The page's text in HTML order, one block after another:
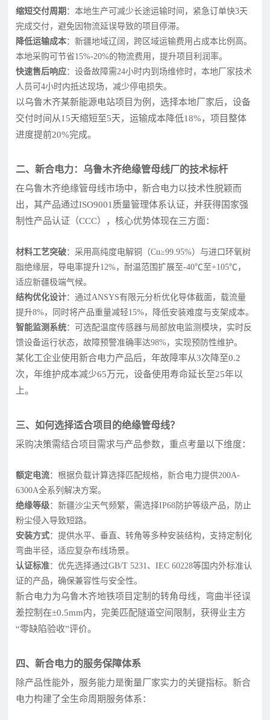
缩短交付周期 ：本地生产可减少长途运输时间，紧急订单快3天
完成交付，避免因物流延误导致的项目停滞。
降低运输成本：新疆地域辽阔，跨区域运输费用占成本比例高。
本地采购可节省15%-20%的物流费用，提升项目利润率。
快速售后响应：设备故障需24小时内到场维修时，本地厂家技术
人员可4小时内抵达现场，减少停电损失。
以乌鲁木齐某新能源电站项目为例，选择本地厂家后，设备
交付时间从15天缩短至5天，运输成本降低18%，项目整体
进度提前20%完成。
二、新合电力：乌鲁木齐绝缘管母线厂的技术标杆
在乌鲁木齐绝缘管母线市场中，新合电力以技术性脱颖而
出，其产品通过ISO9001质量管理体系认证，并获得国家强
制性产品认证（CCC），核心优势体现在三方面：
材料工艺突破：采用高纯度电解铜（Cu≥99.95%）与进口环氧树
脂绝缘层，导电率提升12%，耐温范围扩展至-40℃至+105℃，
适应新疆极端气候。
结构优化设计：通过ANSYS有限元分析优化导体截面，载流量
提升8%，同时将产品重量减轻15%，降低安装难度与支架成本。
智能监测系统：可选配温度传感器与局部放电监测模块，实时反
馈设备运行状态，故障预警准确率达98%，实现预防性维护。
某化工企业使用新合电力产品后，年故障率从3次降至0.2
次，年维护成本减少65万元，设备使用寿命延长至25年以
上。
三、如何选择适合项目的绝缘管母线？
采购决策需结合项目需求与产品参数，重点考量以下维度：
额定电流：根据负载计算选择匹配规格，新合电力提供200A-
6300A全系列解决方案。
绝缘等级：新疆沙尘天气频繁，需选择IP68防护等级产品，防止
粉尘侵入导致短路。
安装方式：提供水平、垂直、转角等多种安装结构，支持定制化
弯曲半径，适应复杂布线场景。
认证标准：优先选择通过GB/T 5231、IEC 60228等国内外标准认
证的产品，确保兼容性与安全性。
新合电力为乌鲁木齐地铁项目定制的转角母线，弯曲半径误
差控制在±0.5mm内，完美匹配隧道空间限制，获得业主方
“零缺陷验收”评价。
四、新合电力的服务保障体系
除产品性能外，服务能力是衡量厂家实力的关键指标。新合
电力构建了全生命周期服务体系：